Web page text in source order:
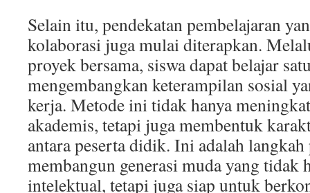
Selain itu, pendekatan pembelajaran
kolaborasi juga mulai diterapkan.
proyek bersama, siswa dapat belajar
mengembangkan keterampilan sosial
kerja. Metode ini tidak hanya
akademis, tetapi juga membentuk
antara peserta didik. Ini adalah
membangun generasi muda yang tidak
intelektual, tetapi juga siap untuk